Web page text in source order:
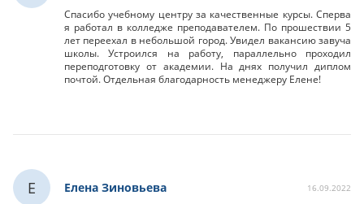
Спасибо учебному центру за качественные курсы. Сперва
я работал в колледже преподавателем. По прошествии 5
лет переехал в небольшой город. Увидел вакансию завуча
школы. Устроился на работу, параллельно проходил
переподготовку от академии. На днях получил диплом
почтой. Отдельная благодарность менеджеру Елене!
Е Елена Зиновьева 16.09.2022